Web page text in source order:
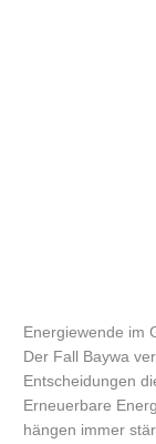
Energiewende im
Der Fall Baywa
Entscheidungen
Erneuerbare
hängen immer